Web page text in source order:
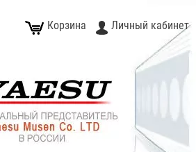
Корзина Личный кабинет